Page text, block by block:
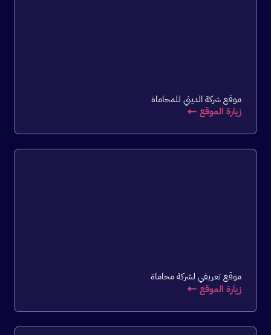
موقع شركة الديني للمحاماة
زيارة الموقع
موقع تعريفي لشركة محاماة
زيارة الموقع